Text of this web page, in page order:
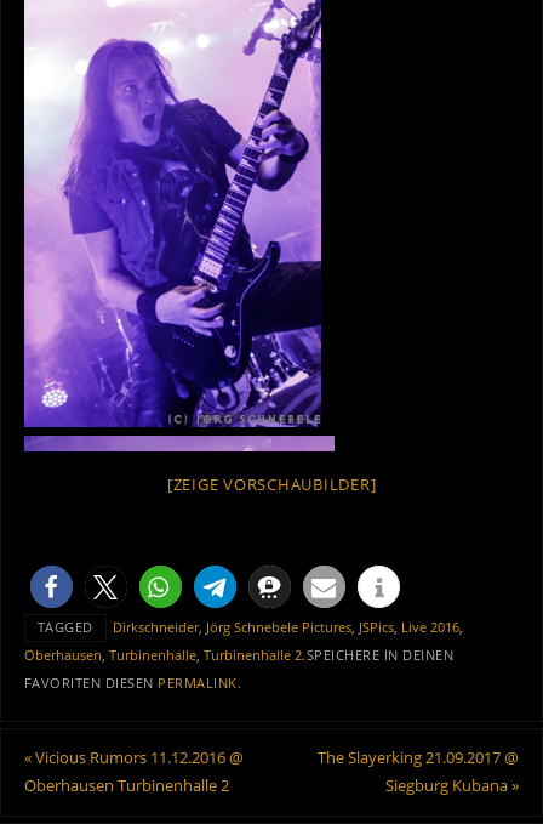
[ZEIGE VORSCHAUBILDER]
TAGGED Dirkschneider, Jörg Schnebele Pictures, JSPics, Live 2016,
Oberhausen Turbinenhalle, Turbinenhalle 2.SPEICHERE IN DEINEN
FAVORITEN DIESEN PERMALINK.
«Vicious Rumors 11.12.2016 @
Oberhausen Turbinenhalle 2
The Slayerking 21.09.2017 @
Siegburg Kubana»